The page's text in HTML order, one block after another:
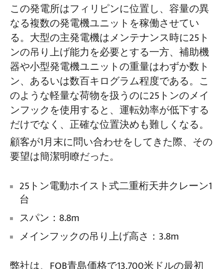
プロジェクト
ブログ
ニュース
アプリケーション
会社概要
お問い合わせ
この発電所はフィリピンに位置し、容量の異
なる複数の発電機ユニットを稼働させてい
る。大型の主発電機はメンテナンス時に25ト
ンの吊り上げ能力を必要とする一方、補助機
器や小型発電機ユニットの重量はわずか数ト
ン、あるいは数百キログラム程度である。こ
のような軽量な荷物を扱うのに25トンのメイ
ンフックを使用すると、運転効率が低下する
だけでなく、正確な位置決めも難しくなる。
顧客が1月末に問い合わせをしてきた際、その
要望は簡潔明瞭だった。
25トン電動ホイスト式二重桁天井クレーン1
台
スパン：8.8m
メインフックの吊り上げ高さ：3.8m